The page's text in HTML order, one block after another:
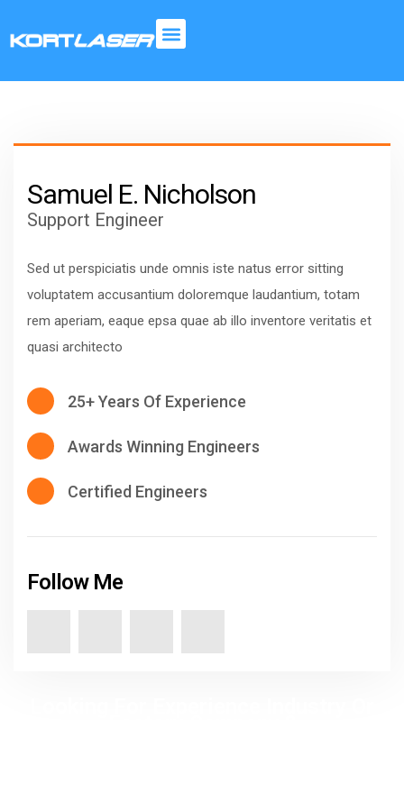
em
Ponta.
Samuel E. Nicholson
Support Engineer
Sed ut perspiciatis unde omnis iste natus error sitting
voluptatem accusantium doloremque laudantium, totam
rem aperiam, eaque epsa quae ab illo inventore veritatis et
quasi architecto
25+ Years Of Experience
Awards Winning Engineers
Certified Engineers
Follow Me